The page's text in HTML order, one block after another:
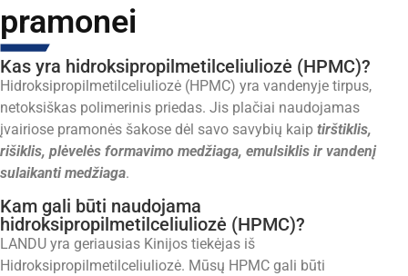
pramonei
Kas yra hidroksipropilmetilceliuliozė (HPMC)?
Hidroksipropilmetilceliuliozė (HPMC) yra vandenyje tirpus,
netoksiškas polimerinis priedas. Jis plačiai naudojamas
įvairiose pramonės šakose dėl savo savybių kaip tirštiklis,
rišiklis, plėvelės formavimo medžiaga, emulsiklis ir vandenį
sulaikanti medžiaga.
Kam gali būti naudojama
hidroksipropilmetilceliuliozė (HPMC)?
LANDU yra geriausias Kinijos tiekėjas iš
Hidroksipropilmetilceliuliozė. Mūsų HPMC gali būti